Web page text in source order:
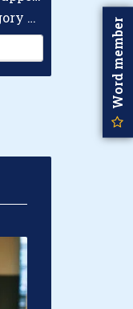
Hubo Assistent Category Manager
Word member